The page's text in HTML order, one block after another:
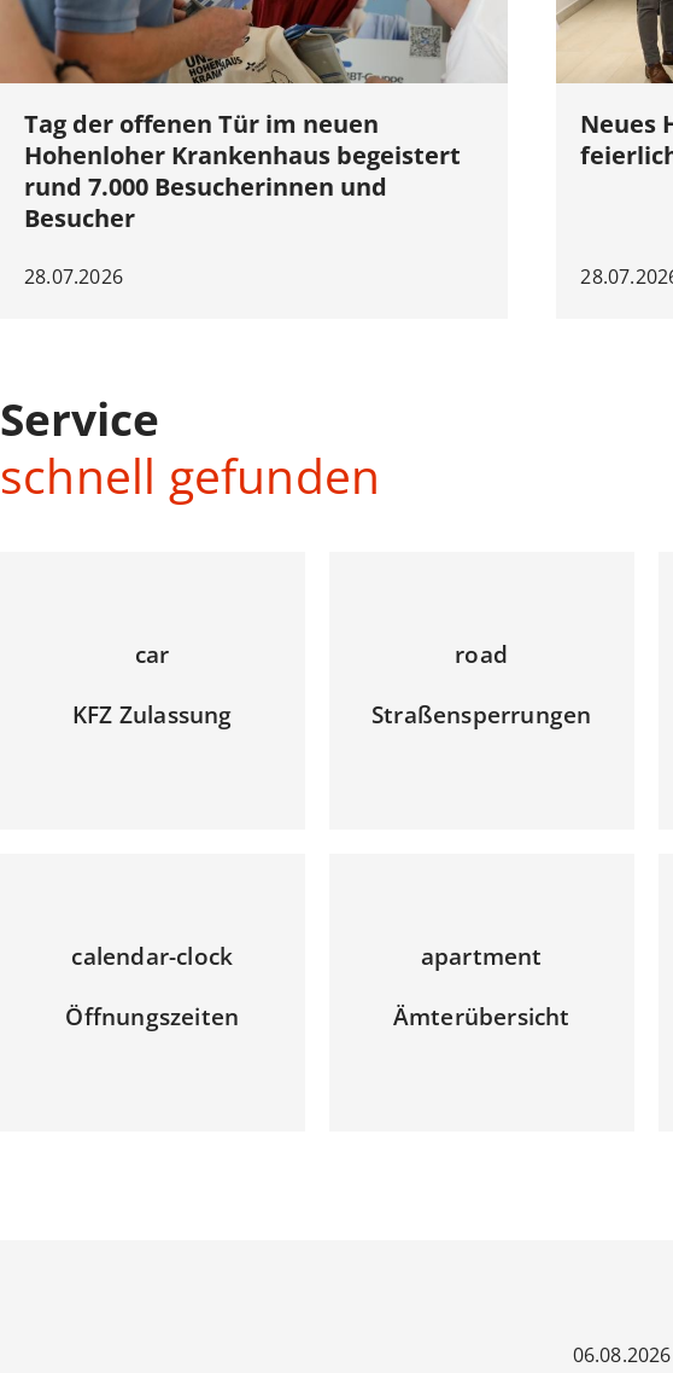
Tag der offenen Tür im neuen
Hohenloher Krankenhaus begeistert
rund 7.000 Besucherinnen und
Besucher
28.07.2026
Neues
Service
schnell gefunden
car
KFZ Zulassung
road
Straßensperrungen
calendar-clock
Öffnungszeiten
apartment
Ämterübersicht
06.08.2026